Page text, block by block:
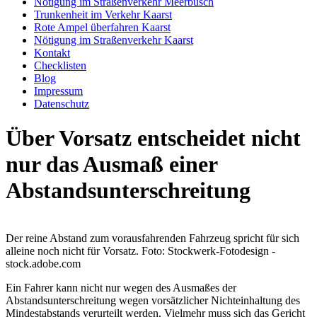
Trunkenheit im Verkehr Kaarst
Rote Ampel überfahren Kaarst
Nötigung im Straßenverkehr Kaarst
Kontakt
Checklisten
Blog
Impressum
Datenschutz
Über Vorsatz entscheidet nicht
nur das Ausmaß einer
Abstandsunterschreitung
Der reine Abstand zum vorausfahrenden Fahrzeug spricht für sich
alleine noch nicht für Vorsatz. Foto: Stockwerk-Fotodesign -
stock.adobe.com
Ein Fahrer kann nicht nur wegen des Ausmaßes der
Abstandsunterschreitung wegen vorsätzlicher Nichteinhaltung des
Mindestabstands verurteilt werden. Vielmehr muss sich das Gericht